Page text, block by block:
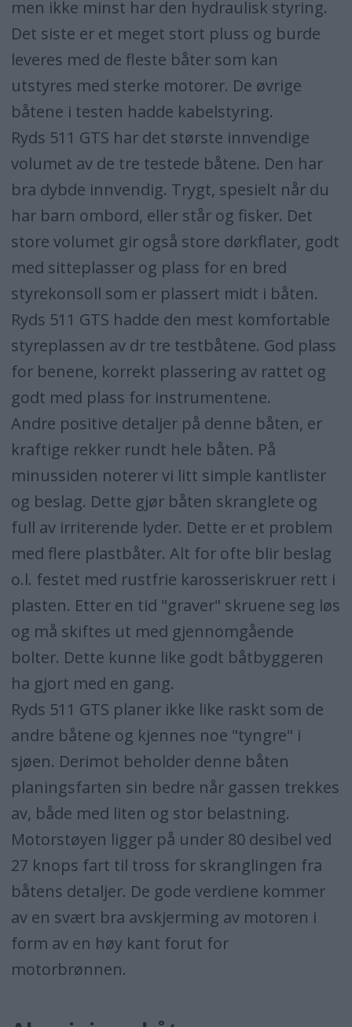
men ikke minst har den hydraulisk styring.
Det siste er et meget stort pluss og burde
leveres med de fleste båter som kan
utstyres med sterke motorer. De øvrige
båtene i testen hadde kabelstyring.
Ryds 511 GTS har det største innvendige
volumet av de tre testede båtene. Den har
bra dybde innvendig. Trygt, spesielt når du
har barn ombord, eller står og fisker. Det
store volumet gir også store dørkflater, godt
med sitteplasser og plass for en bred
styrekonsoll som er plassert midt i båten.
Ryds 511 GTS hadde den mest komfortable
styreplassen av dr tre testbåtene. God plass
for benene, korrekt plassering av rattet og
godt med plass for instrumentene.
Andre positive detaljer på denne båten, er
kraftige rekker rundt hele båten. På
minussiden noterer vi litt simple kantlister
og beslag. Dette gjør båten skranglete og
full av irriterende lyder. Dette er et problem
med flere plastbåter. Alt for ofte blir beslag
o.l. festet med rustfrie karosseriskruer rett i
plasten. Etter en tid "graver" skruene seg løs
og må skiftes ut med gjennomgående
bolter. Dette kunne like godt båtbyggeren
ha gjort med en gang.
Ryds 511 GTS planer ikke like raskt som de
andre båtene og kjennes noe "tyngre" i
sjøen. Derimot beholder denne båten
planingsfarten sin bedre når gassen trekkes
av, både med liten og stor belastning.
Motorstøyen ligger på under 80 desibel ved
27 knops fart til tross for skranglingen fra
båtens detaljer. De gode verdiene kommer
av en svært bra avskjerming av motoren i
form av en høy kant forut for
motorbrønnen.